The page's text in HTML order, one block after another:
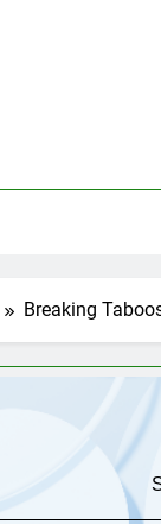
Breaking